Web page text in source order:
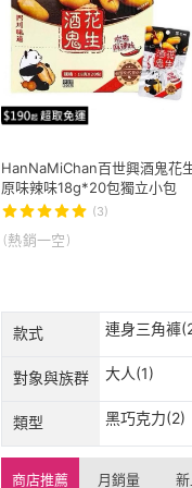
HanNaMiChan百世興酒鬼花
原味辣味18g*20包獨立小包
(3)
(熱銷一空)
款式 連身三角褲
對象與族群 大人(1)
類型 黑巧克力(2)
商店推薦 月銷量